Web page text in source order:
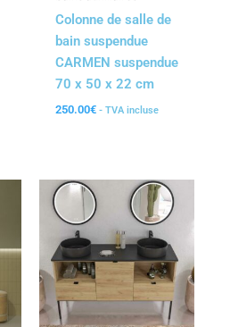
Colonne de salle de
bain suspendue
CARMEN suspendue
70 x 50 x 22 cm
250.00€ - TVA incluse